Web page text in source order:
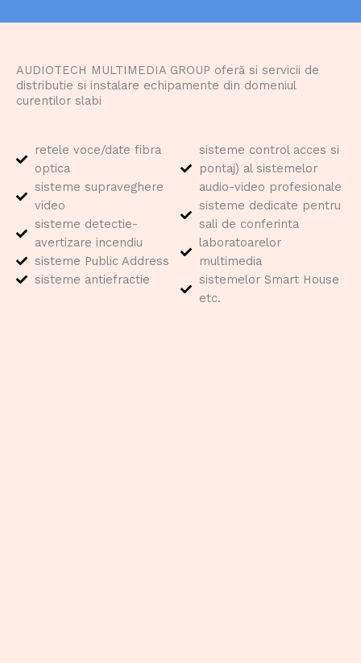
AUDIOTECH MULTIMEDIA GROUP oferă si servicii de
distributie si instalare echipamente din domeniul
curentilor slabi
retele voce/date fibra
optica
sisteme supraveghere
video
sisteme detectie-
avertizare incendiu
sisteme Public Address
sisteme antiefractie
sisteme control acces si
pontaj) al sistemelor
audio-video profesionale
sisteme dedicate pentru
sali de conferinta
laboratoarelor
multimedia
sistemelor Smart House
etc.